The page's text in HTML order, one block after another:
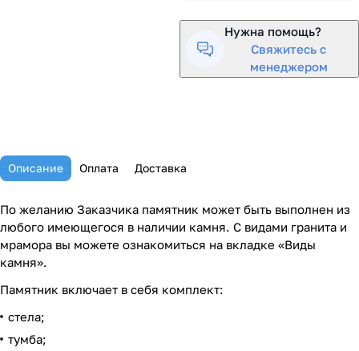
Нужна помощь?
Свяжитесь с
менеджером
Описание Оплата Доставка
По желанию Заказчика памятник может быть выполнен из
любого имеющегося в наличии камня. С видами гранита и
мрамора вы можете ознакомиться на вкладке «Виды
камня».
Памятник включает в себя комплект:
стела;
тумба;